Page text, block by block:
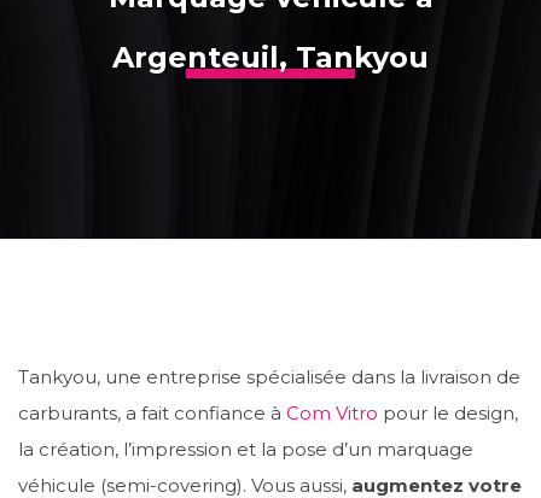
Argenteuil, Tankyou
Tankyou, une entreprise spécialisée dans la livraison de
carburants, a fait confiance à Com Vitro pour le design,
la création, l’impression et la pose d’un marquage
véhicule (semi-covering). Vous aussi, augmentez votre